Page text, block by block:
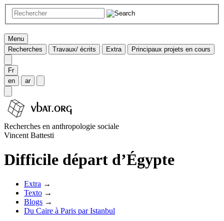
Menu
Recherches
Travaux/ écrits Extra Principaux projets en cours
Fr
en
ar
Recherches en anthropologie sociale
Vincent Battesti
Difficile départ d’Égypte
Extra →
Texto →
Blogs →
Du Caire à Paris par Istanbul